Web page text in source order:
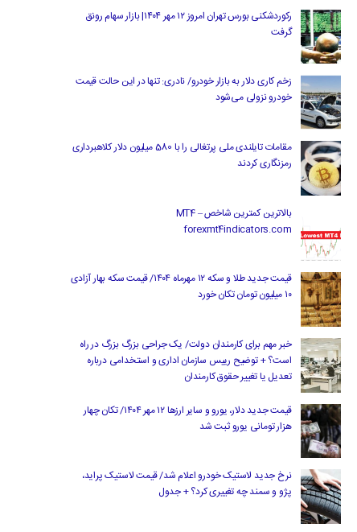
رکوردشکنی بورس تهران امروز ۱۲ مهر ۱۴۰۴| بازار سهام رونق
گرفت
زخم کاری دلار به بازار خودرو/ نادری: تنها در این حالت قیمت
خودرو نزولی می‌شود
مقامات تایلندی ملی پرتغالی را با 580 میلیون دلار کلاهبرداری
رمزنگاری کردند
بالاترین کمترین شاخص MT4 –
forexmt4indicators.com
قیمت جدید طلا و سکه ۱۲ مهرماه ۱۴۰۴/ قیمت سکه بهار آزادی
۱۰ میلیون تومان تکان خورد
خبر مهم برای کارمندان دولت/ یک جراحی بزرگ بزرگ در راه
است؟ + توضیح رییس سازمان اداری و استخدامی درباره
تعدیل یا تغییر حقوق کارمندان
قیمت جدید دلار، یورو و سایر ارزها ۱۲ مهر ۱۴۰۴/ تکان چهار
هزار تومانی یورو ثبت شد
نرخ جدید لاستیک خودرو اعلام شد/ قیمت لاستیک پراید،
پژو و سمند چه تغییری کرد؟ + جدول